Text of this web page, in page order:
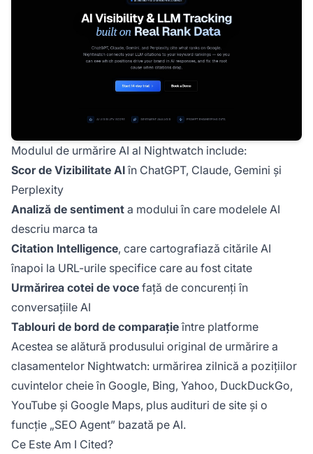
Modulul de urmărire AI al Nightwatch include:
Scor de Vizibilitate AIîn ChatGPT, Claude, Gemini și
Perplexity
Analiză de sentiment a modului în care modelele AI
descriu marca ta
Citation Intelligence, care cartografiază citările AI
înapoi la URL-urile specifice care au fost citate
Urmărirea cotei de voce față de concurenți în
conversațiile AI
Tablouri de bord de comparațieîntre platforme
Acestea se alătură produsului original de urmărire a
clasamentelor Nightwatch: urmărirea zilnică a pozițiilor
cuvintelor cheie în Google, Bing, Yahoo, DuckDuckGo,
YouTube și Google Maps, plus audituri de site și o
funcție „SEO Agent” bazată pe AI.
Ce Este Am I Cited?